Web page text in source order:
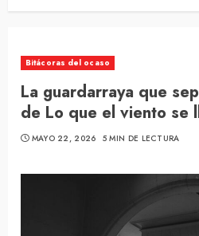
Bitácoras del ocaso
La guardarraya que
de Lo que el viento se
MAYO 22, 2026 5 MIN DE LECTURA